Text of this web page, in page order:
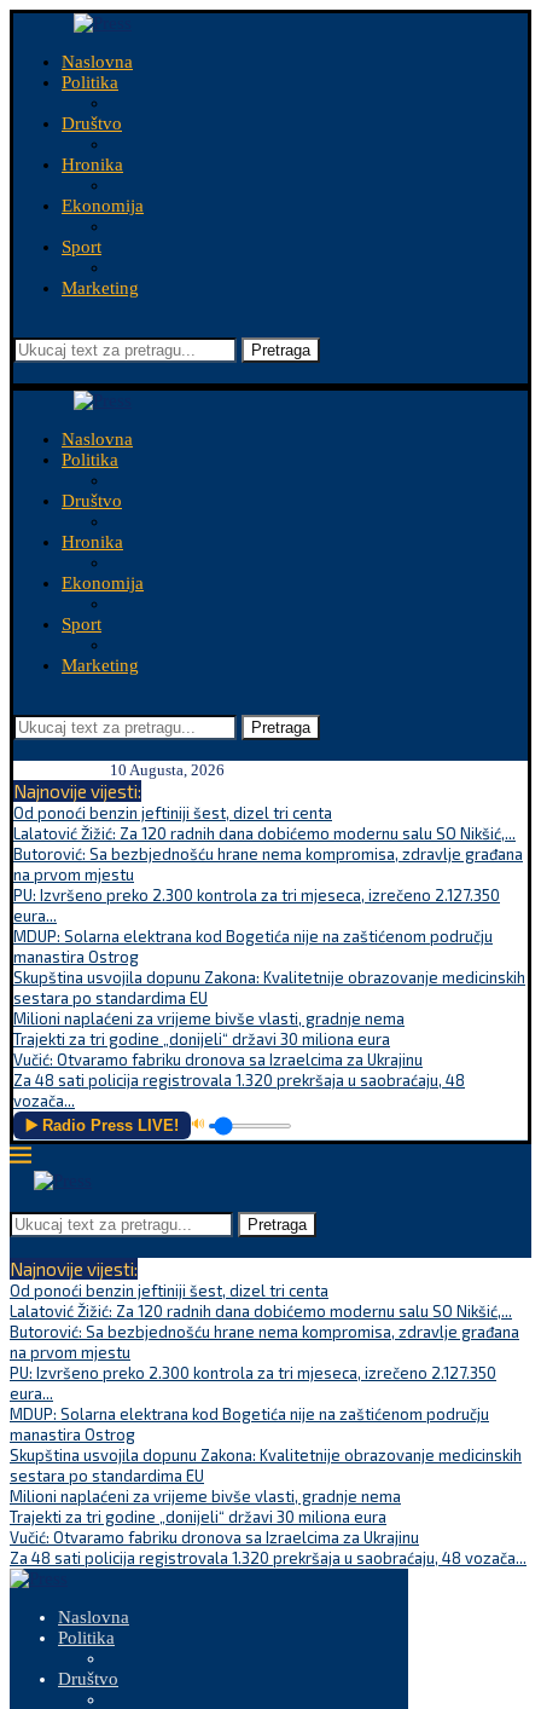
Naslovna
Politika
Društvo
Hronika
Ekonomija
Sport
Marketing
Pretraga
Naslovna
Politika
Društvo
Hronika
Ekonomija
Sport
Marketing
Pretraga
10 Augusta, 2026
Najnovije vijesti:
Od ponoći benzin jeftiniji šest, dizel tri centa
Lalatović Žižić: Za 120 radnih dana dobićemo modernu salu SO Nikšić,...
Butorović: Sa bezbjednošću hrane nema kompromisa, zdravlje građana
na prvom mjestu
PU: Izvršeno preko 2.300 kontrola za tri mjeseca, izrečeno 2.127.350
eura...
MDUP: Solarna elektrana kod Bogetića nije na zaštićenom području
manastira Ostrog
Skupština usvojila dopunu Zakona: Kvalitetnije obrazovanje medicinskih
sestara po standardima EU
Milioni naplaćeni za vrijeme bivše vlasti, gradnje nema
Trajekti za tri godine „donijeli“ državi 30 miliona eura
Vučić: Otvaramo fabriku dronova sa Izraelcima za Ukrajinu
Za 48 sati policija registrovala 1.320 prekršaja u saobraćaju, 48
vozača...
▶️ Radio Press LIVE! 🔊
Pretraga
Najnovije vijesti:
Od ponoći benzin jeftiniji šest, dizel tri centa
Lalatović Žižić: Za 120 radnih dana dobićemo modernu salu SO Nikšić,...
Butorović: Sa bezbjednošću hrane nema kompromisa, zdravlje građana
na prvom mjestu
PU: Izvršeno preko 2.300 kontrola za tri mjeseca, izrečeno 2.127.350
eura...
MDUP: Solarna elektrana kod Bogetića nije na zaštićenom području
manastira Ostrog
Skupština usvojila dopunu Zakona: Kvalitetnije obrazovanje medicinskih
sestara po standardima EU
Milioni naplaćeni za vrijeme bivše vlasti, gradnje nema
Trajekti za tri godine „donijeli“ državi 30 miliona eura
Vučić: Otvaramo fabriku dronova sa Izraelcima za Ukrajinu
Za 48 sati policija registrovala 1.320 prekršaja u saobraćaju, 48 vozača...
Naslovna
Politika
Društvo